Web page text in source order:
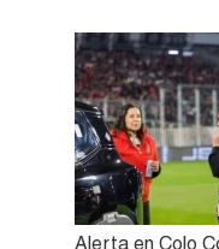
Alerta en Colo